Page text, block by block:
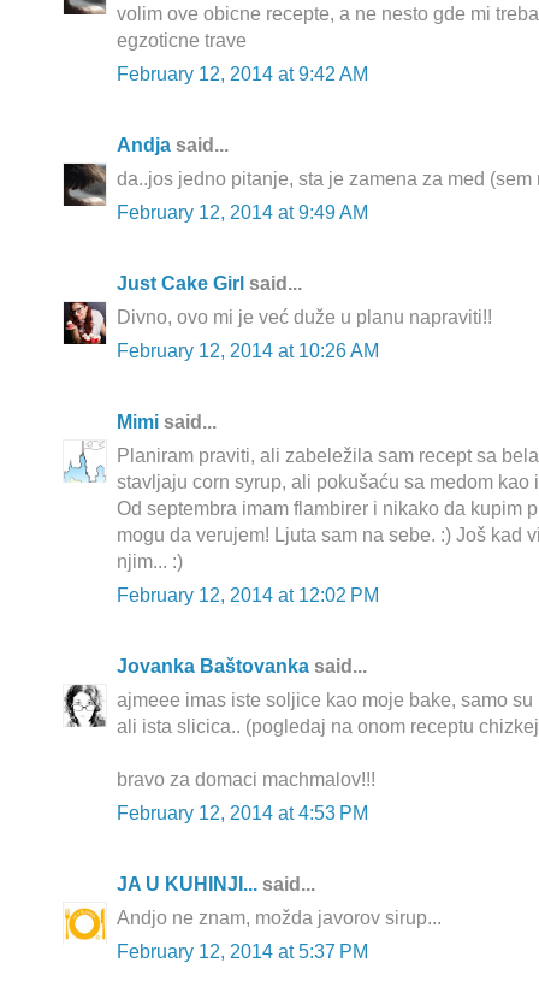
volim ove obicne recepte, a ne nesto gde mi
egzoticne trave
February 12, 2014 at 9:42 AM
Andja said...
da..jos jedno pitanje, sta je zamena za med
February 12, 2014 at 9:49 AM
Just Cake Girl said...
Divno, ovo mi je već duže u planu napraviti!!
February 12, 2014 at 10:26 AM
Mimi said...
Planiram praviti, ali zabeležila sam recept sa
stavljaju corn syrup, ali pokušaću sa medom kao
Od septembra imam flambirer i nikako da kupim
mogu da verujem! Ljuta sam na sebe. :) Još kad
njim... :)
February 12, 2014 at 12:02 PM
Jovanka Baštovanka said...
ajmeee imas iste soljice kao moje bake, samo
ali ista slicica.. (pogledaj na onom receptu
bravo za domaci machmalov!!!
February 12, 2014 at 4:53 PM
JA U KUHINJI... said...
Andjo ne znam, možda javorov sirup...
February 12, 2014 at 5:37 PM